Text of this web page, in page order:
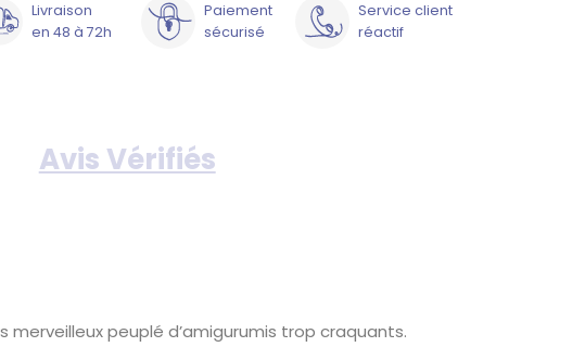
Livraison
en 48 à 72h
Paiement
sécurisé
Service client
réactif
Avis Vérifiés
merveilleux peuplé d’amigurumis trop craquants.